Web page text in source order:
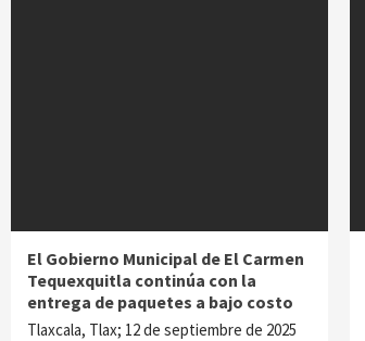
El Gobierno Municipal de El Carmen
Tequexquitla continúa con la
entrega de paquetes a bajo costo
Tlaxcala, Tlax; 12 de septiembre de 2025